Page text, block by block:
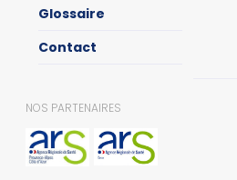
Glossaire
Contact
NOS PARTENAIRES